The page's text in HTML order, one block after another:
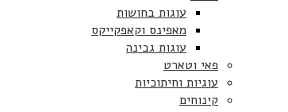
עוגות בחושות
מאפינס וקאפקייקס
עוגות גבינה
פאי וטארט
עוגיות וחיתוכיות
קינוחים